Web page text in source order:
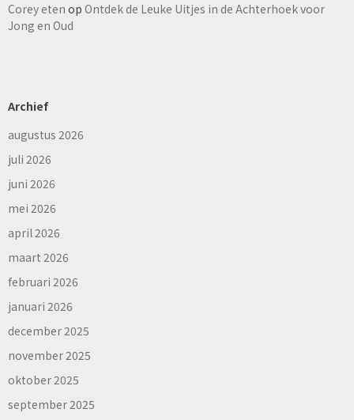
Corey eten op Ontdek de Leuke Uitjes in de Achterhoek voor
Jong en Oud
Archief
augustus 2026
juli 2026
juni 2026
mei 2026
april 2026
maart 2026
februari 2026
januari 2026
december 2025
november 2025
oktober 2025
september 2025